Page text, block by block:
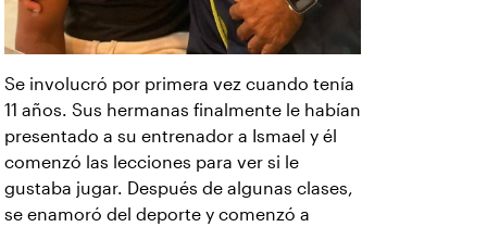
Se involucró por primera vez cuando tenía
11 años. Sus hermanas finalmente le habían
presentado a su entrenador a Ismael y él
comenzó las lecciones para ver si le
gustaba jugar. Después de algunas clases,
se enamoró del deporte y comenzó a